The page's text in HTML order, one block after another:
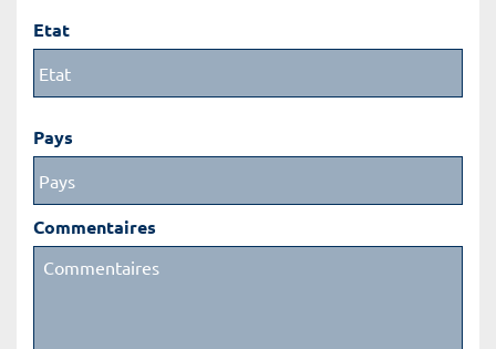
Etat
Pays
Commentaires